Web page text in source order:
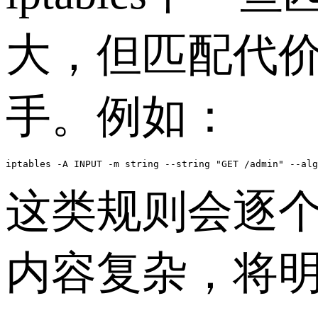
大，但匹配代
手。例如：
iptables -A INPUT -m string --string "GET /admin" --
这类规则会逐
内容复杂，将